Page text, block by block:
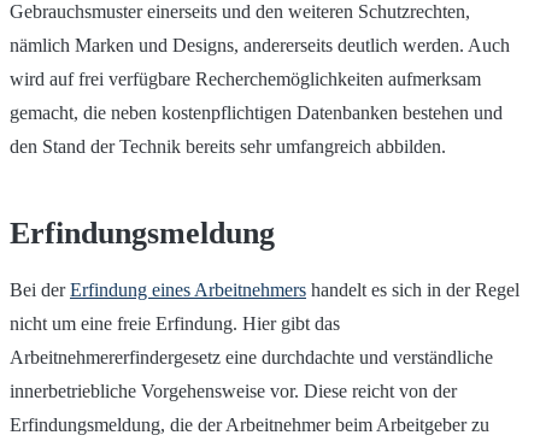
Gebrauchsmuster einerseits und den weiteren Schutzrechten,
nämlich Marken und Designs, andererseits deutlich werden. Auch
wird auf frei verfügbare Recherchemöglichkeiten aufmerksam
gemacht, die neben kostenpflichtigen Datenbanken bestehen und
den Stand der Technik bereits sehr umfangreich abbilden.
Erfindungsmeldung
Bei derErfindung eines Arbeitnehmers handelt es sich in der Regel
nicht um eine freie Erfindung. Hier gibt das
Arbeitnehmererfindergesetz eine durchdachte und verständliche
innerbetriebliche Vorgehensweise vor. Diese reicht von der
Erfindungsmeldung, die der Arbeitnehmer beim Arbeitgeber zu